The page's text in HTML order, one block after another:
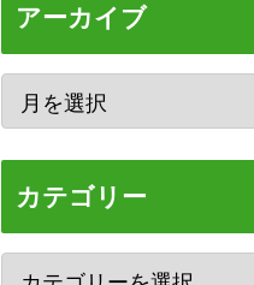
アーカイブ
カテゴリー